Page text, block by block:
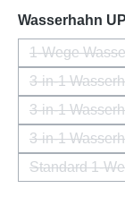
Wasserhahn
1-Wege
3-in-1
3-in-1
3-in-1
Standard 1-